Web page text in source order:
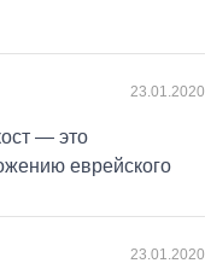
23.01.2020
— это
еврейского
23.01.2020